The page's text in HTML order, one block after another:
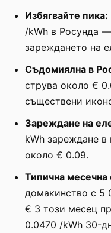
Избягвайте пика:
/kWh в Росунда
зареждането на
Съдомиялна в
струва около €
съществени
Зареждане на
kWh зареждане в
около € 0.09.
Типична месечна
домакинство с 5
€ 3 този месец
0.0470 /kWh 30-